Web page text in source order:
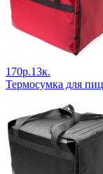
170р.13к.
Термосумка для